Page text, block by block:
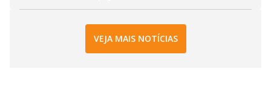
VEJA MAIS NOTÍCIAS